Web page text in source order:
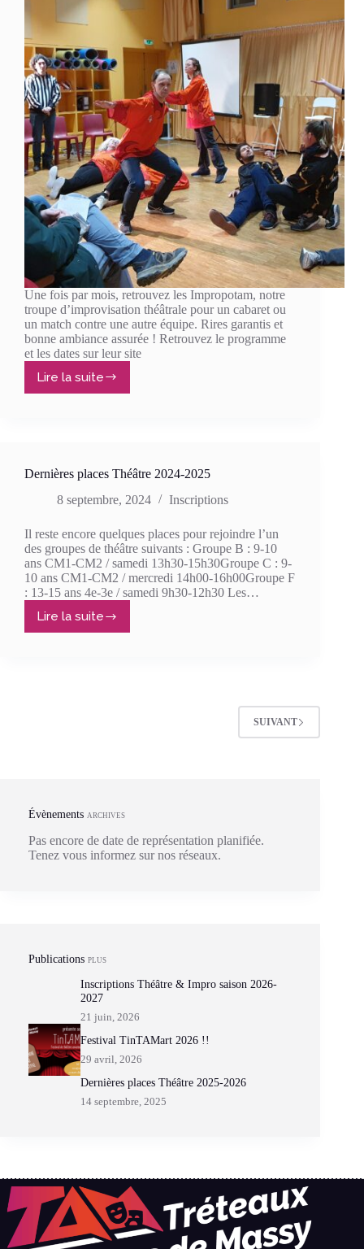
Une fois par mois, retrouvez les Impropotam, notre
troupe d’improvisation théâtrale pour un cabaret ou
un match contre une autre équipe. Rires garantis et
bonne ambiance assurée ! Retrouvez le programme
et les dates sur leur site
Lire la suite
Cabaret
/
Dernières places Théâtre 2024-2025
8 septembre, 2024
Inscriptions
Il reste encore quelques places pour rejoindre l’un
des groupes de théâtre suivants : Groupe B : 9-10
ans CM1-CM2 / samedi 13h30-15h30Groupe C : 9-
10 ans CM1-CM2 / mercredi 14h00-16h00Groupe F
: 13-15 ans 4e-3e / samedi 9h30-12h30 Les…
Lire la suite
Dernières
places
SUIVANT
Évènements ARCHIVES
Pas encore de date de représentation planifiée.
Tenez vous informez sur nos réseaux.
Publications PLUS
Inscriptions Théâtre & Impro saison 2026-
2027
21 juin, 2026
Festival TinTAMart 2026 !!
29 avril, 2026
Dernières places Théâtre 2025-2026
14 septembre, 2025